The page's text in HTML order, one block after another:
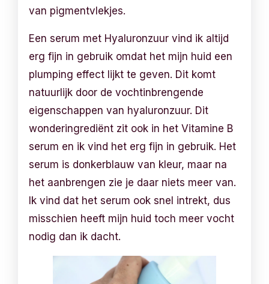
van pigmentvlekjes.
Een serum met Hyaluronzuur vind ik altijd
erg fijn in gebruik omdat het mijn huid een
plumping effect lijkt te geven. Dit komt
natuurlijk door de vochtinbrengende
eigenschappen van hyaluronzuur. Dit
wonderingrediënt zit ook in het Vitamine B
serum en ik vind het erg fijn in gebruik. Het
serum is donkerblauw van kleur, maar na
het aanbrengen zie je daar niets meer van.
Ik vind dat het serum ook snel intrekt, dus
misschien heeft mijn huid toch meer vocht
nodig dan ik dacht.